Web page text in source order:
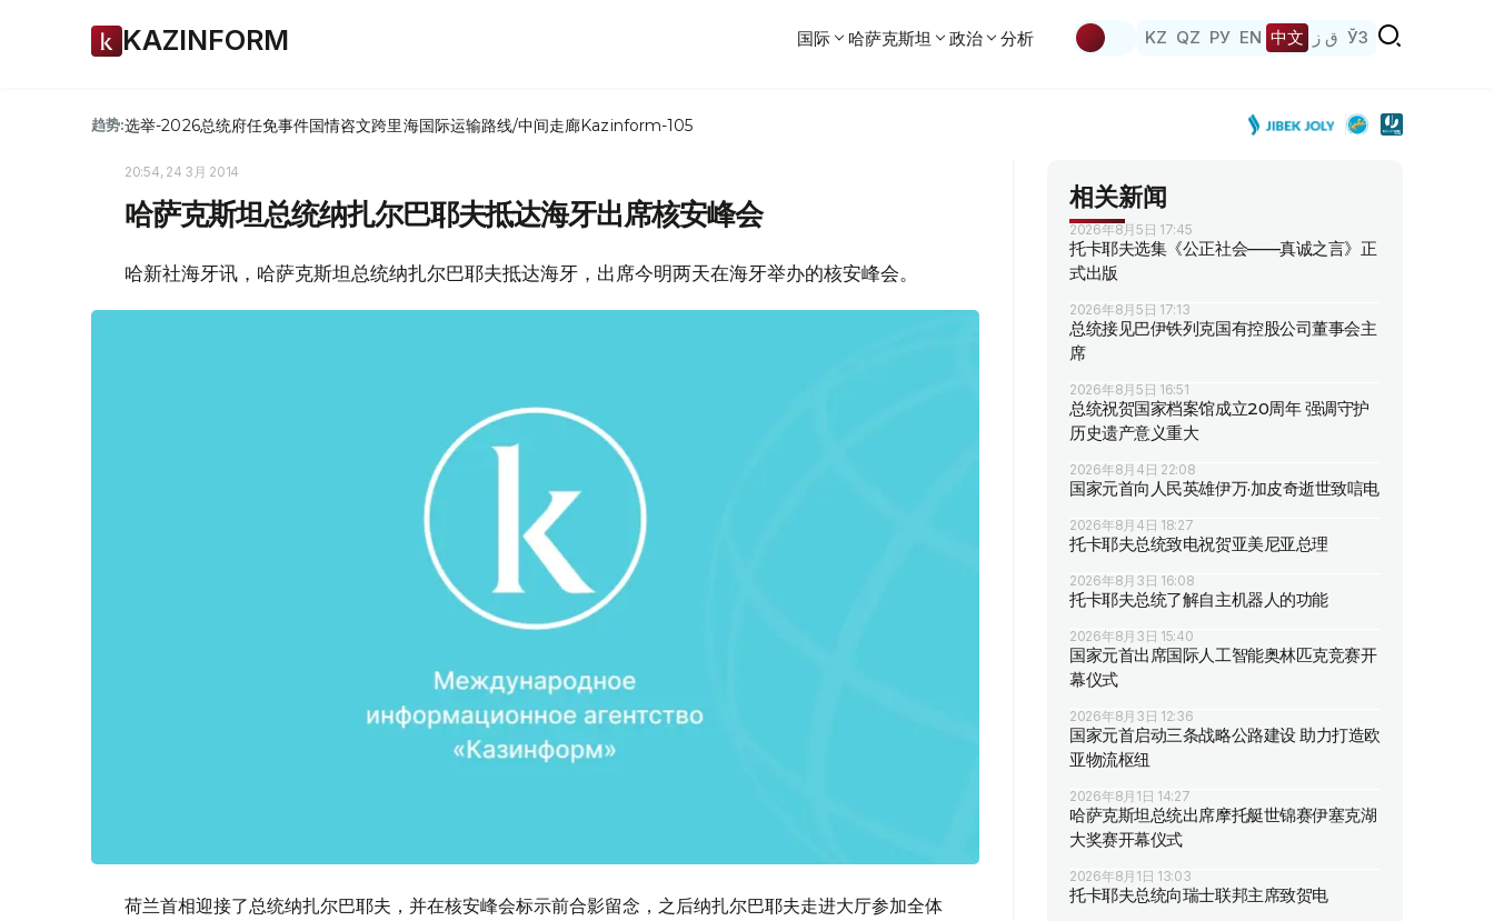
KAZINFORM 国际 哈萨克斯坦 政治 分析 KZ QZ РУ EN 中文 ق ز ЎЗ
趋势:选举-2026总统府任免事件国情咨文跨里海国际运输路线/中间走廊Kazinform-105
20:54, 24 3月 2014
哈萨克斯坦总统纳扎尔巴耶夫抵达海牙出席核安峰会
哈新社海牙讯，哈萨克斯坦总统纳扎尔巴耶夫抵达海牙，出席今明两天在海牙举办的核安峰会。
荷兰首相迎接了总统纳扎尔巴耶夫，并在核安峰会标示前合影留念，之后纳扎尔巴耶夫走进大厅参加全体
相关新闻
2026年8月5日 17:45
托卡耶夫选集《公正社会——真诚之言》正
式出版
2026年8月5日 17:13
总统接见巴伊铁列克国有控股公司董事会主
席
2026年8月5日 16:51
总统祝贺国家档案馆成立20周年 强调守护
历史遗产意义重大
2026年8月4日 22:08
国家元首向人民英雄伊万·加皮奇逝世致唁电
2026年8月4日 18:27
托卡耶夫总统致电祝贺亚美尼亚总理
2026年8月3日 16:08
托卡耶夫总统了解自主机器人的功能
2026年8月3日 15:40
国家元首出席国际人工智能奥林匹克竞赛开
幕仪式
2026年8月3日 12:36
国家元首启动三条战略公路建设 助力打造欧
亚物流枢纽
2026年8月1日 14:27
哈萨克斯坦总统出席摩托艇世锦赛伊塞克湖
大奖赛开幕仪式
2026年8月1日 13:03
托卡耶夫总统向瑞士联邦主席致贺电